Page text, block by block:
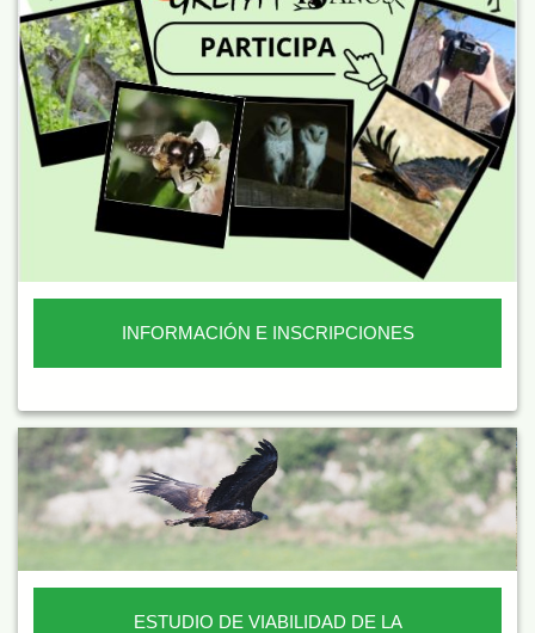
INFORMACIÓN E INSCRIPCIONES
ESTUDIO DE VIABILIDAD DE LA